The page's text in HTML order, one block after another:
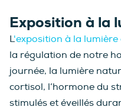
Exposition à la
L'exposition à la lumière
la régulation de notre
journée, la lumière
cortisol, l’hormone du
stimulés et éveillés